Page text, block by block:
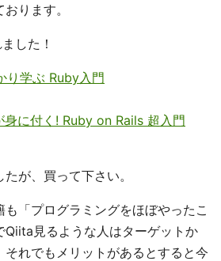
ります。
した！
り学ぶ Ruby入門
身に付く! Ruby on Rails 超入門
が、買って下さい。
「プログラミングをほぼやったこ
Qiita見るような人はターゲットか
それでもメリットがあるとすると今